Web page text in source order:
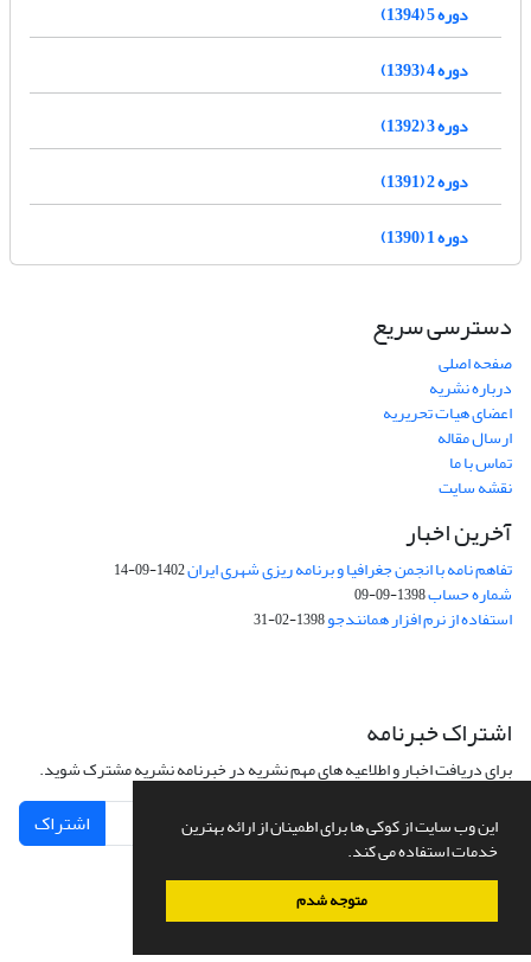
این وب سایت از کوکی ها برای اطمینان از ارائه بهترین
خدمات استفاده می کند.
متوجه شدم
دوره 5 (1394)
دوره 4 (1393)
دوره 3 (1392)
دوره 2 (1391)
دوره 1 (1390)
دسترسی سریع
صفحه اصلی
درباره نشریه
اعضای هیات تحریریه
ارسال مقاله
تماس با ما
نقشه سایت
آخرین اخبار
تفاهم نامه با انجمن جغرافیا و برنامه ریزی شهری ایران1402-09-14
شماره حساب1398-09-09
استفاده از نرم افزار همانندجو1398-02-31
اشتراک خبرنامه
برای دریافت اخبار و اطلاعیه های مهم نشریه در خبرنامه نشریه مشترک شوید.
اشتراک
سامانه مدیریت نشریات علمی.طراحی و پیاده سازی ازسیناوب